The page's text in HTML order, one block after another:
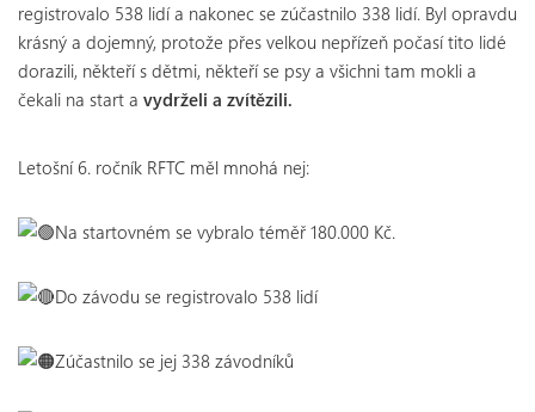
registrovalo 538 lidí a nakonec se zúčastnilo 338 lidí. Byl opravdu
krásný a dojemný, protože přes velkou nepřízeň počasí tito lidé
dorazili, někteří s dětmi, někteří se psy a všichni tam mokli a
čekali na start a vydrželi a zvítězili.
Letošní 6. ročník RFTC měl mnohá nej:
Na startovném se vybralo téměř 180.000 Kč.
Do závodu se registrovalo 538 lidí
Zúčastnilo se jej 338 závodníků